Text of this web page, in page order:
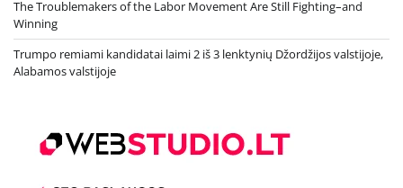
The Troublemakers of the Labor Movement Are Still Fighting–and
Winning
Trumpo remiami kandidatai laimi 2 iš 3 lenktynių Džordžijos valstijoje,
Alabamos valstijoje